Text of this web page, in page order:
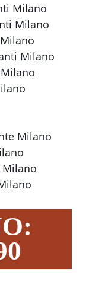
Milano
Milano
Milano
Milano
Milano